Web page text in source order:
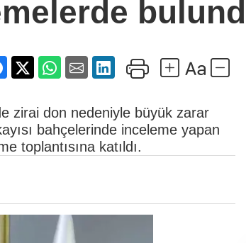
zirai don nedeniyle büyük zarar
bahçelerinde inceleme yapan
toplantısına katıldı.